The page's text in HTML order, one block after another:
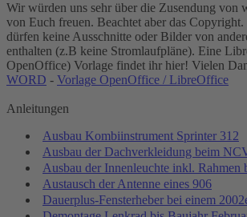
Wir würden uns sehr über die Zusendung von
von Euch freuen. Beachtet aber das
dürfen keine Ausschnitte oder Bilder von
enthalten (z.B keine Stromlaufpläne). Eine
OpenOffice) Vorlage findet ihr hier! Vielen
WORD - Vorlage OpenOffice / LibreOffice
Anleitungen
Ausbau Kombiinstrument Sprinter 312
Ausbau der Dachverkleidung beim
Ausbau der Innenleuchte inkl. Rahmen
Austausch der Antenne eines 906
Dauerplus-Fensterheber bei einem